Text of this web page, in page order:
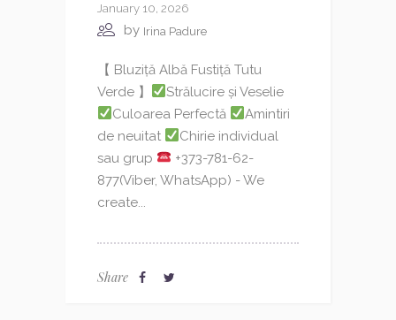
January 10, 2026
by Irina Padure
【 Bluziță Albă Fustiță Tutu
Verde 】
Strălucire și Veselie
Culoarea Perfectă
Amintiri
de neuitat
Chirie individual
sau grup
+373-781-62-
877(Viber, WhatsApp) - We
create...
Share